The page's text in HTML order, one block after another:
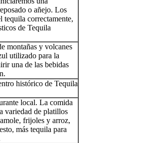
o añejo. Los
tequila correctamente,
de Tequila
montañas y volcanes
utilizado para la
una de las bebidas
histórico de Tequila
local. La comida
variedad de platillos
frijoles y arroz,
más tequila para